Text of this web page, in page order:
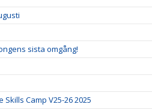
sista omgång!
Camp V25-26 2025